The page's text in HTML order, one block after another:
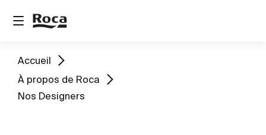
Accueil
À propos de Roca
Nos Designers